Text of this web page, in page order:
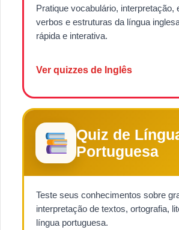
Pratique vocabulário, interpretação,
verbos e estruturas da língua
rápida e interativa.
Ver quizzes de Inglês
Quiz de
Portuguesa
Teste seus conhecimentos sobre
interpretação de textos, ortografia,
língua portuguesa.